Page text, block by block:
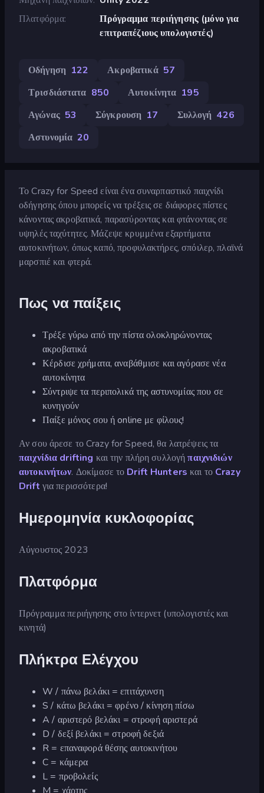
Πλατφόρμα
Πρόγραμμα περιήγησης (μόνο για
επιτραπέζιους υπολογιστές)
Οδήγηση 122 Ακροβατικά 57
Τρισδιάστατα 850 Αυτοκίνητα 195
Αγώνας 53 Σύγκρουση 17 Συλλογή 426
Αστυνομία 20
Το Crazy for Speed είναι ένα συναρπαστικό παιχνίδι
οδήγησης όπου μπορείς να τρέξεις σε διάφορες πίστες
κάνοντας ακροβατικά, παρασύροντας και φτάνοντας σε
υψηλές ταχύτητες. Μάζεψε κρυμμένα εξαρτήματα
αυτοκινήτων, όπως καπό, προφυλακτήρες, σπόιλερ, πλαϊνά
μαρσπιέ και φτερά.
Πως να παίξεις
Τρέξε γύρω από την πίστα ολοκληρώνοντας
ακροβατικά
Κέρδισε χρήματα, αναβάθμισε και αγόρασε νέα
αυτοκίνητα
Σύντριψε τα περιπολικά της αστυνομίας που σε
κυνηγούν
Παίξε μόνος σου ή online με φίλους!
Αν σου άρεσε το Crazy for Speed, θα λατρέψεις τα
παιχνίδια drifting και την πλήρη συλλογήπαιχνιδιών
αυτοκινήτων. Δοκίμασε το Drift Hunters και το Crazy
Drift για περισσότερα!
Ημερομηνία κυκλοφορίας
Αύγουστος 2023
Πλατφόρμα
Πρόγραμμα περιήγησης στο ίντερνετ (υπολογιστές και
κινητά)
Πλήκτρα Ελέγχου
W / πάνω βελάκι = επιτάχυνση
S / κάτω βελάκι = φρένο / κίνηση πίσω
A / αριστερό βελάκι = στροφή αριστερά
D / δεξί βελάκι = στροφή δεξιά
R = επαναφορά θέσης αυτοκινήτου
C = κάμερα
L = προβολείς